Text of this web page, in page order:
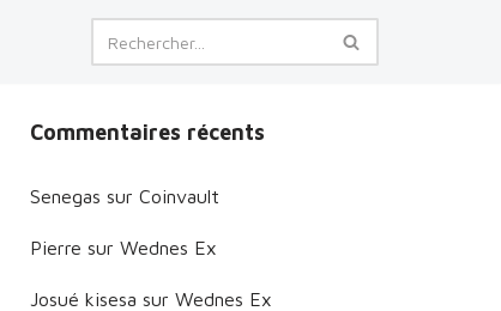
Commentaires récents
Senegas sur Coinvault
Pierre sur Wednes Ex
Josué kisesa sur Wednes Ex